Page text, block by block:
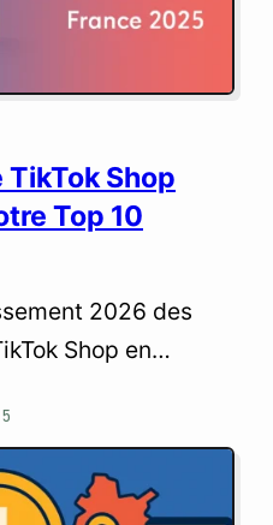
Shop
Top 10
2026 des
Shop en
votre partenaire e-